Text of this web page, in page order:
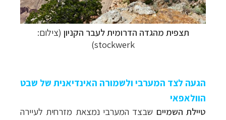
תצפית מהגדה הדרומית לעבר הקניון (צילום:
stockwerk)
הגעה לצד המערבי ולשמורה האינדיאנית של שבט
הוולאפאי
טיילת השמיים שבצד המערבי נמצאת מזרחית לעיירה